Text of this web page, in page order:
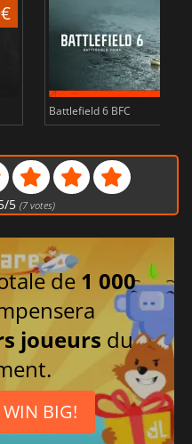
€
Battlefield 6 BFC
/5 (7votes)
de 1 000
joueurs du
BIG!